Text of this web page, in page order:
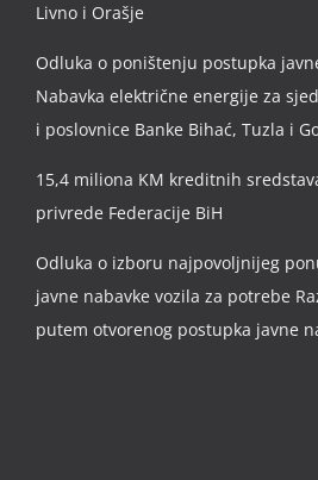
Livno i Orašje
Odluka o poništenju postupka
Nabavka električne energije za
i poslovnice Banke Bihać, Tuzla i
15,4 miliona KM kreditnih
privrede Federacije BiH
Odluka o izboru najpovoljnijeg
javne nabavke vozila za potrebe
putem otvorenog postupka javne